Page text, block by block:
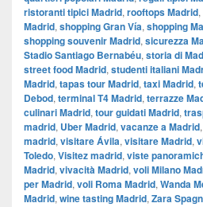
ristoranti tipici Madrid, rooftops Madrid,
Madrid, shopping Gran Vía, shopping
shopping souvenir Madrid, sicurezza
Stadio Santiago Bernabéu, storia di
street food Madrid, studenti italiani
Madrid, tapas tour Madrid, taxi Madrid,
Debod, terminal T4 Madrid, terrazze
culinari Madrid, tour guidati Madrid,
madrid, Uber Madrid, vacanze a Madrid,
madrid, visitare Ávila, visitare Madrid,
Toledo, Visitez madrid, viste
Madrid, vivacità Madrid, voli Milano
per Madrid, voli Roma Madrid, Wanda
Madrid, wine tasting Madrid, Zara